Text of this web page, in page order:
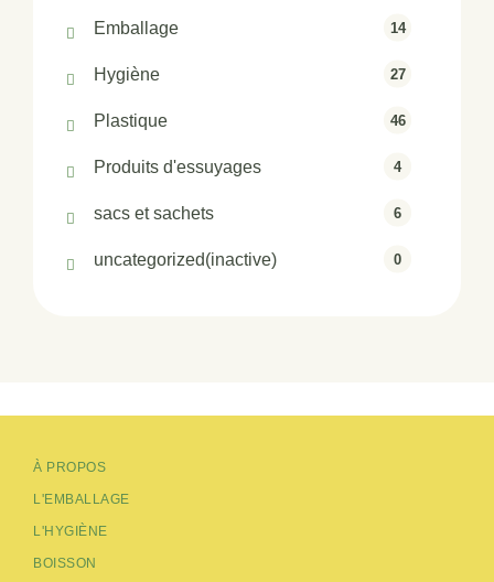
Emballage 14
Hygiène 27
Plastique 46
Produits d'essuyages 4
sacs et sachets 6
uncategorized(inactive) 0
À PROPOS
L'EMBALLAGE
L'HYGIÈNE
BOISSON